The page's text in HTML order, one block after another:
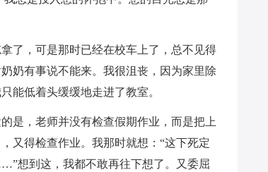
了，可是那时已经在校车上了，总不见得
奶有事说不能来。我很沮丧，因为家里除
能低着头缓缓地走进了教室。
是，老师并没有检查假期作业，而是把上
又得检查作业。我那时就想：“这下死定
想到这，我都不敢再往下想了。又委屈